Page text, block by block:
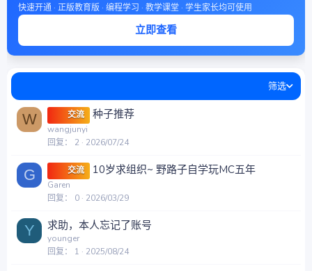
快速开通 · 正版教育版 · 编程学习 · 教学课堂 · 学生家长均可使用
立即查看
筛选
W 交流 种子推荐
wangjunyi
回复
2 2026/07/24
G 交流 10岁求组织~ 野路子自学玩MC五年
Garen
回复
0 2026/03/29
Y 求助，本人忘记了账号
younger
回复
1 2025/08/24